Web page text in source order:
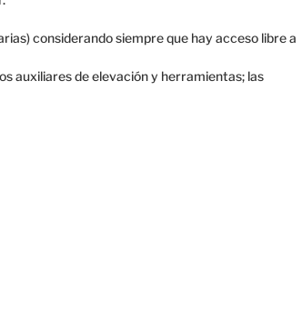
considerando siempre que hay acceso libre a
auxiliares de elevación y herramientas; las